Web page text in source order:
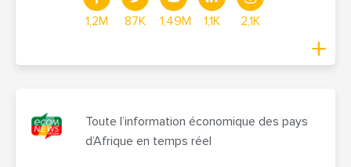
1,2M 87K 1,49M 1,1K 2,1K
Toute l’information économique des pays
d’Afrique en temps réel